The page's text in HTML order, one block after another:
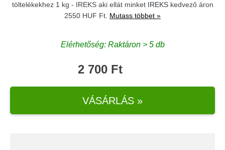
töltelékekhez 1 kg - IREKS aki ellát minket IREKSkedvező áron
2550 HUF Ft. Mutass többet »
Elérhetőség: Raktáron > 5 db
2 700 Ft
VÁSÁRLÁS »